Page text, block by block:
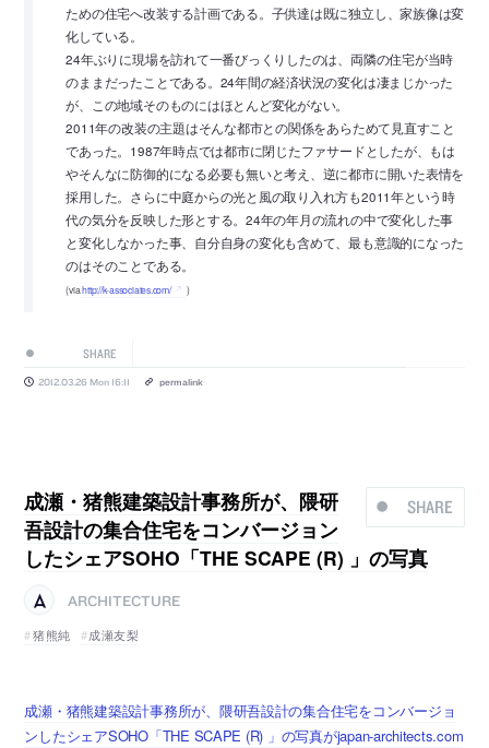
ための住宅へ改装する計画である。子供達は既に独立し、家族像は変
化している。
24年ぶりに現場を訪れて一番びっくりしたのは、両隣の住宅が当時
のままだったことである。24年間の経済状況の変化は凄まじかった
が、この地域そのものにはほとんど変化がない。
2011年の改装の主題はそんな都市との関係をあらためて見直すこと
であった。1987年時点では都市に閉じたファサードとしたが、もは
やそんなに防御的になる必要も無いと考え、逆に都市に開いた表情を
採用した。さらに中庭からの光と風の取り入れ方も2011年という時
代の気分を反映した形とする。24年の年月の流れの中で変化した事
と変化しなかった事、自分自身の変化も含めて、最も意識的になった
のはそのことである。
(viahttp://k-associates.com/ )
SHARE
2012.03.26 Mon 16:11 permalink
SHARE
成瀬・猪熊建築設計事務所が、隈研
吾設計の集合住宅をコンバージョン
したシェアSOHO「THE SCAPE (R) 」の写真
ARCHITECTURE
猪熊純
成瀬友梨
成瀬・猪熊建築設計事務所が、隈研吾設計の集合住宅をコンバージョ
ンしたシェアSOHO「THE SCAPE (R) 」の写真がjapan-architects.com